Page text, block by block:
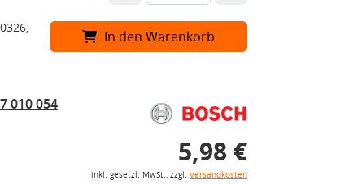
In den Warenkorb
010 054
5,98 €
inkl. gesetzl. MwSt., zzgl. Versandkosten